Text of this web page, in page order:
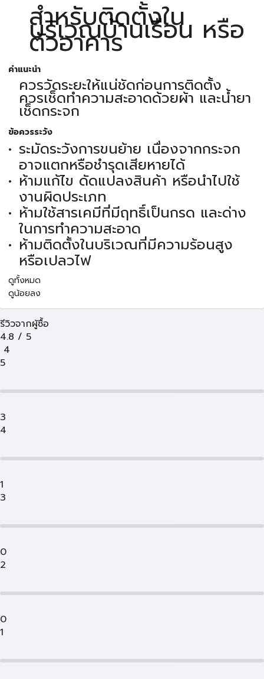
สำหรับติดตั้งใน
บริเวณบ้านเรือน หรือ
ตัวอาคาร
คำแนะนำ
ควรวัดระยะให้แน่ชัดก่อนการติดตั้ง
ควรเช็ดทำความสะอาดด้วยผ้า และน้ำยา
เช็ดกระจก
ข้อควรระวัง
ระมัดระวังการขนย้าย เนื่องจากกระจก
อาจแตกหรือชำรุดเสียหายได้
ห้ามแก้ไข ดัดแปลงสินค้า หรือนำไปใช้
งานผิดประเภท
ห้ามใช้สารเคมีที่มีฤทธิ์เป็นกรด และด่าง
ในการทำความสะอาด
ห้ามติดตั้งในบริเวณที่มีความร้อนสูง
หรือเปลวไฟ
ดูทั้งหมด
ดูน้อยลง
รีวิวจากผู้ซื้อ
4.8 / 5
4
5
3
4
1
3
0
2
0
1